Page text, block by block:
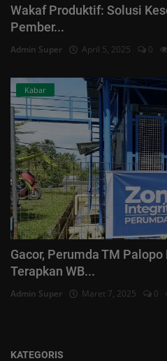
Wakaf Produktif: Solusi
Pember...
Admin Super April 5, 2025 0
Kabar
Gacor, Perumda TM
Terapkan WB...
Admin Super Maret 7, 2025 0
KATEGORIS